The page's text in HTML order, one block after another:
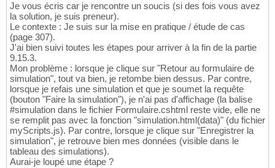
Je vous écris car je rencontre un soucis (si des fois vous avez
la solution, je suis preneur).
Le contexte : Je suis sur la mise en pratique / étude de cas
(page 307).
J'ai bien suivi toutes les étapes pour arriver à la fin de la partie
9.15.3.
Mon problème : lorsque je clique sur "Retour au formulaire de
simulation", tout va bien, je retombe bien dessus. Par contre,
lorsque je refais une simulation et que je soumet la requête
(bouton "Faire la simulation"), je n'ai pas d'affichage (la balise
#simulation dans le fichier Formulaire.cshtml reste vide, elle ne
se remplit pas avec la fonction "simulation.html(data)" (du fichier
myScripts.js). Par contre, lorsque je clique sur "Enregistrer la
simulation", je retrouve bien mes données (visible dans le
tableau des simulations).
Aurai-je loupé une étape ?